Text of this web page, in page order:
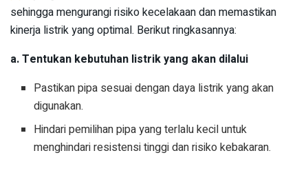
sehingga mengurangi risiko kecelakaan dan memastikan
kinerja listrik yang optimal. Berikut ringkasannya:
a. Tentukan kebutuhan listrik yang akan dilalui
Pastikan pipa sesuai dengan daya listrik yang akan
digunakan.
Hindari pemilihan pipa yang terlalu kecil untuk
menghindari resistensi tinggi dan risiko kebakaran.